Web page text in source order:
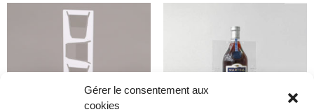
Gérer le consentement aux
cookies